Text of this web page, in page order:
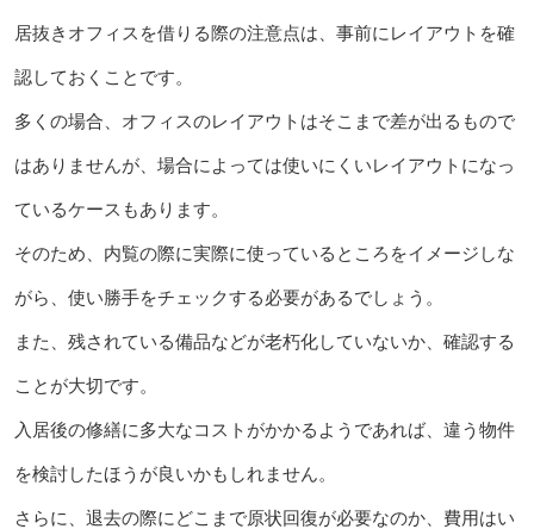
居抜きオフィスを借りる際の注意点は、事前にレイアウトを確
認しておくことです。
多くの場合、オフィスのレイアウトはそこまで差が出るもので
はありませんが、場合によっては使いにくいレイアウトになっ
ているケースもあります。
そのため、内覧の際に実際に使っているところをイメージしな
がら、使い勝手をチェックする必要があるでしょう。
また、残されている備品などが老朽化していないか、確認する
ことが大切です。
入居後の修繕に多大なコストがかかるようであれば、違う物件
を検討したほうが良いかもしれません。
さらに、退去の際にどこまで原状回復が必要なのか、費用はい